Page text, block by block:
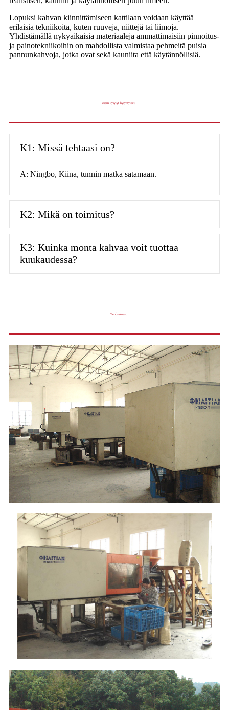
Lopuksi kahvan kiinnittämiseen kattilaan voidaan käyttää
erilaisia ​​tekniikoita, kuten ruuveja, niittejä tai liimoja.
Yhdistämällä nykyaikaisia ​​materiaaleja ammattimaisiin pinnoitus-
ja painotekniikoihin on mahdollista valmistaa pehmeitä puisia
pannunkahvoja, jotka ovat sekä kauniita että käytännöllisiä.
Usein kysytyt kysymykset
K1: Missä tehtaasi on?
A: Ningbo, Kiina, tunnin matka satamaan.
K2: Mikä on toimitus?
K3: Kuinka monta kahvaa voit tuottaa
kuukaudessa?
Tehdaskuvat